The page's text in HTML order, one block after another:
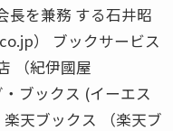
長を兼務 する石井昭
） ブックサービス
（紀伊國屋
ブックス (イーエス
天ブックス （楽天ブ